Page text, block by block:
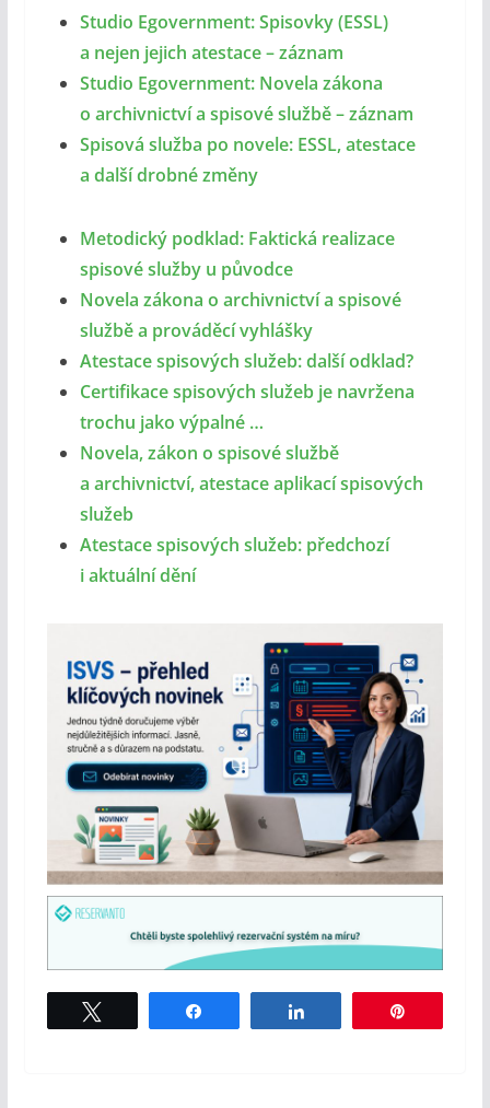
Studio Egovernment: Spisovky (ESSL)
a nejen jejich atestace – záznam
Studio Egovernment: Novela zákona
o archivnictví a spisové službě – záznam
Spisová služba po novele: ESSL, atestace
a další drobné změny
Metodický podklad: Faktická realizace
spisové služby u původce
Novela zákona o archivnictví a spisové
službě a prováděcí vyhlášky
Atestace spisových služeb: další odklad?
Certifikace spisových služeb je navržena
trochu jako výpalné …
Novela, zákon o spisové službě
a archivnictví, atestace aplikací spisových
služeb
Atestace spisových služeb: předchozí
i aktuální dění